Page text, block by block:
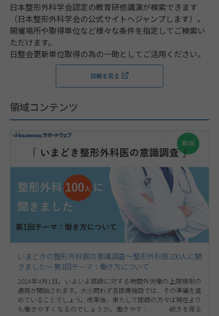
日本整形外科学会認定の教育研修講演が検索できます
（日本整形外科学会の公式サイトへジャンプします）。
開催場所や取得単位など様々な条件を指定してご検索い
ただけます。
日整会更新単位取得の為の一助としてご活用ください。
詳細を見る
領域コンテンツ
いまどきの整形外科医の意識調査～整形外科医100人に聞
きました～ 第1回テーマ：働き方について
2024年4月1日。いよいよ医師に対する時間外労働の上限規制の
適用が開始されます。大小問わず各医療施設では、その準備を進
めていることでしょう。改革後、果たして医師の方々は現在より
も働きやすくなるのでしょうか。働きやすくなるためには、ど